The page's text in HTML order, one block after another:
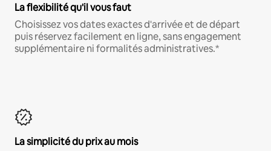
La flexibilité qu'il vous faut
Choisissez vos dates exactes d'arrivée et de départ
puis réservez facilement en ligne, sans engagement
supplémentaire ni formalités administratives.*
La simplicité du prix au mois